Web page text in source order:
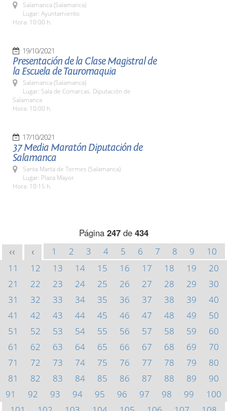
Salamanca (Salamanca)
Lugar: Ayuntamiento
Hora: 10:00 h.
19/10/2021
Presentación de la Clase Magistral de
la Escuela de Tauromaquia
Salamanca (Salamanca)
Lugar: Sala de Comarcas. Diputación de
Salamanca
Hora: 10:00 h.
17/10/2021
37 Media Maratón Diputación de
Salamanca
Santa Marta de Tormes (Salamanca)
Lugar: Plaza Mayor
Hora: 10:15 h.
Página 247de 434
<< < 1 2 3 4 5 6 7 8 9
10
11
12 13 14 15 16 17 18 19
20
21
22 23 24 25 26 27 28 29
30
31
32 33 34 35 36 37 38 39
40
41
42 43 44 45 46 47 48 49
50
51
52 53 54 55 56 57 58 59
60
61
62 63 64 65 66 67 68 69
70
71
72 73 74 75 76 77 78 79
80
81
82 83 84 85 86 87 88 89
90
91
92 93 94 95 96 97 98 99
100